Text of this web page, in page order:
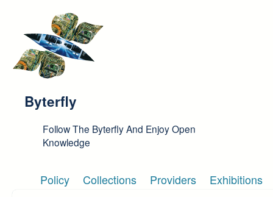
Byterfly
Follow The Byterfly And Enjoy Open
Knowledge
Policy Collections Providers Exhibitions